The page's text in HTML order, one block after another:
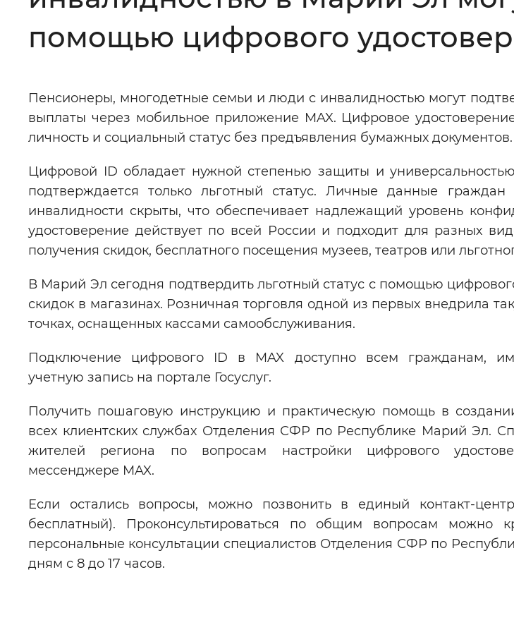
Звуковой ассистент: Воспроизвести Остановить
Вернуть стандартные настройки
помощью цифрового
Пенсионеры, многодетные семьи и люди с инвалидностью могут
выплаты через мобильное приложение MAX. Цифровое
личность и социальный статус без предъявления бумажных документов.
Цифровой ID обладает нужной степенью защиты и
подтверждается только льготный статус. Личные данные
инвалидности скрыты, что обеспечивает надлежащий уровень
удостоверение действует по всей России и подходит для разных
получения скидок, бесплатного посещения музеев, театров или
В Марий Эл сегодня подтвердить льготный статус с помощью
скидок в магазинах. Розничная торговля одной из первых внедрила
точках, оснащенных кассами самообслуживания.
Подключение цифрового ID в MAX доступно всем гражданам,
учетную запись на портале Госуслуг.
Получить пошаговую инструкцию и практическую помощь в
всех клиентских службах Отделения СФР по Республике Марий Эл.
жителей региона по вопросам настройки цифрового
мессенджере MAX.
Если остались вопросы, можно позвонить в единый контакт-
бесплатный). Проконсультироваться по общим вопросам можно
персональные консультации специалистов Отделения СФР по
дням с 8 до 17 часов.